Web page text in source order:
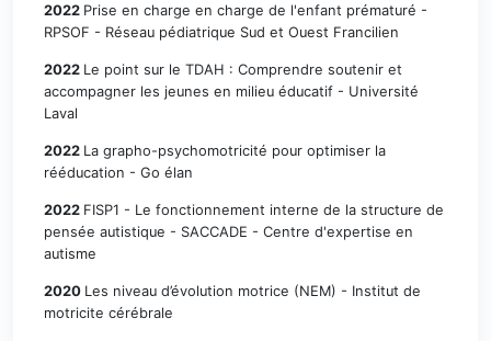
2022 Prise en charge en charge de l'enfant prématuré -
RPSOF - Réseau pédiatrique Sud et Ouest Francilien
2022 Le point sur le TDAH : Comprendre soutenir et
accompagner les jeunes en milieu éducatif - Université
Laval
2022 La grapho-psychomotricité pour optimiser la
rééducation - Go élan
2022 FISP1 - Le fonctionnement interne de la structure de
pensée autistique - SACCADE - Centre d'expertise en
autisme
2020 Les niveau d’évolution motrice (NEM) - Institut de
motricite cérébrale